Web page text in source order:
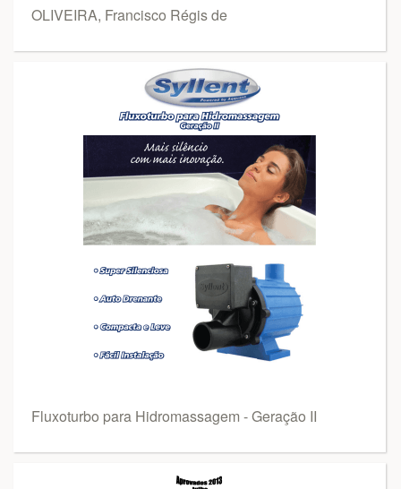
OLIVEIRA, Francisco Régis de
Fluxoturbo para Hidromassagem - Geração II